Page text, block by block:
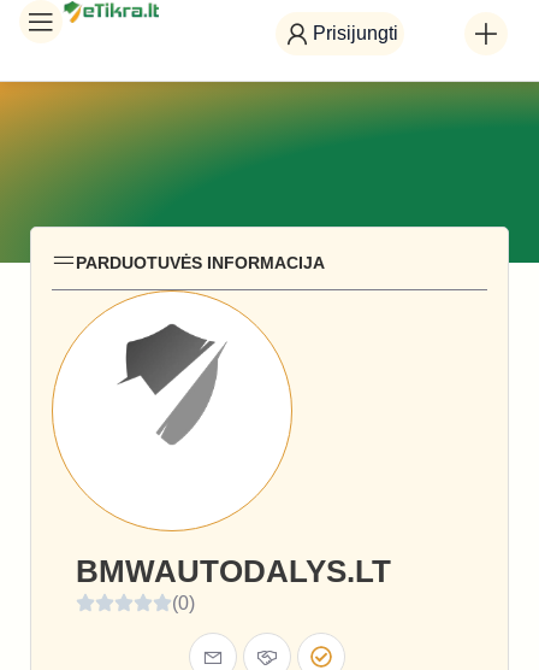
Prisijungti
PARDUOTUVĖS INFORMACIJA
BMWAUTODALYS.LT
(0)